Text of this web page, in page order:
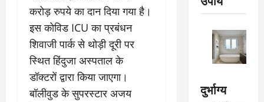
करोड़ रुपये का दान दिया गया है।
इस कोविड ICU का प्रबंधन
शिवाजी पार्क से थोड़ी दूरी पर
स्थित हिंदुजा अस्पताल के
डॉक्टरों द्वारा किया जाएगा।
बॉलीवुड के सुपरस्टार अजय
दुर्भाग्य